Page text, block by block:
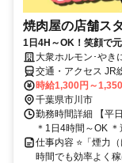
焼肉屋の店舗ス
1日4H～OK！笑顔で
大衆ホルモン･やき
交通・アクセス JR
時給1,300円～
千葉県市川市
勤務時間詳細 【平
＊1日4時間～OK
仕事内容 ⭐「煙力
時間でも効率よく